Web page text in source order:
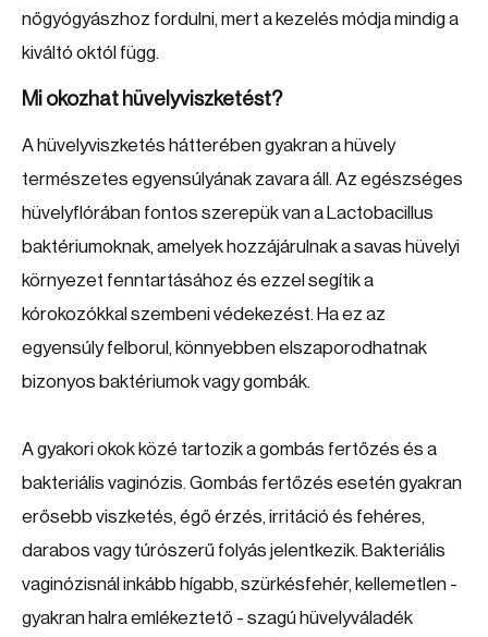
nőgyógyászhoz fordulni, mert a kezelés módja mindig a
kiváltó októl függ.
Mi okozhat hüvelyviszketést?
A hüvelyviszketés hátterében gyakran a hüvely
természetes egyensúlyának zavara áll. Az egészséges
hüvelyflórában fontos szerepük van a Lactobacillus
baktériumoknak, amelyek hozzájárulnak a savas hüvelyi
környezet fenntartásához és ezzel segítik a
kórokozókkal szembeni védekezést. Ha ez az
egyensúly felborul, könnyebben elszaporodhatnak
bizonyos baktériumok vagy gombák.
A gyakori okok közé tartozik a gombás fertőzés és a
bakteriális vaginózis. Gombás fertőzés esetén gyakran
erősebb viszketés, égő érzés, irritáció és fehéres,
darabos vagy túrószerű folyás jelentkezik. Bakteriális
vaginózisnál inkább hígabb, szürkésfehér, kellemetlen -
gyakran halra emlékeztető - szagú hüvelyváladék